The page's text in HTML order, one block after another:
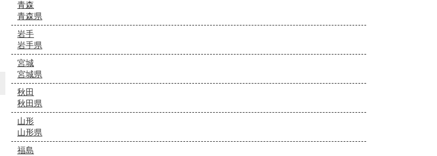
青森
青森県
岩手
岩手県
宮城
宮城県
秋田
秋田県
山形
山形県
福島